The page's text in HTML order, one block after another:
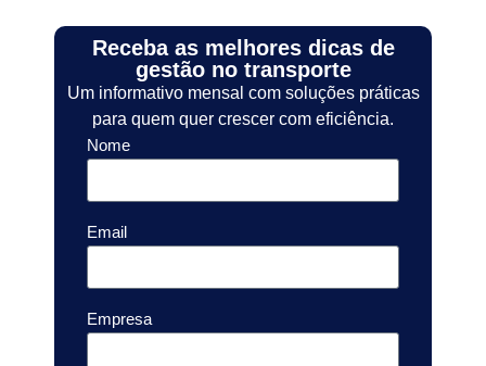
Receba as melhores dicas de
gestão no transporte
Um informativo mensal com soluções práticas
para quem quer crescer com eficiência.
Nome
Email
Empresa